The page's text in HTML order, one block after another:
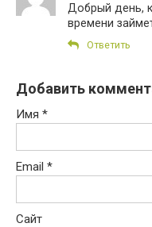
Добрый день,
времени
Ответить
Добавить
Имя *
Email *
Сайт